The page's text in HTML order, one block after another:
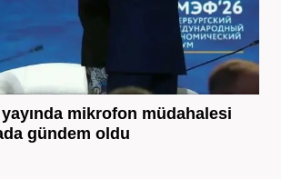
mikrofon müdahalesi
gündem oldu